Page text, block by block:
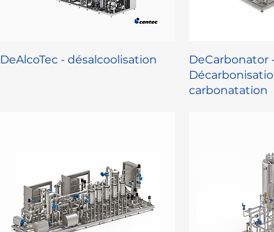
DeAlcoTec - désalcoolisation
DeCarbonator
carbonatation